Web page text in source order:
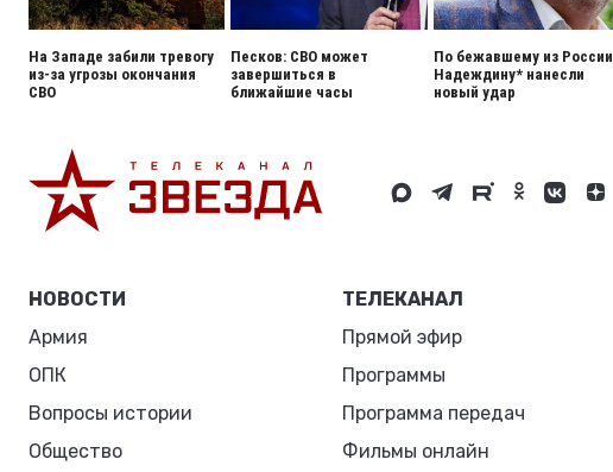
На Западе забили тревогу
из-за угрозы окончания
СВО
Песков: СВО может
завершиться в
ближайшие часы
По бежавшему из России
Надеждину* нанесли
новый удар
НОВОСТИ
Армия
ОПК
Вопросы истории
Общество
ТЕЛЕКАНАЛ
Прямой эфир
Программы
Программа передач
Фильмы онлайн